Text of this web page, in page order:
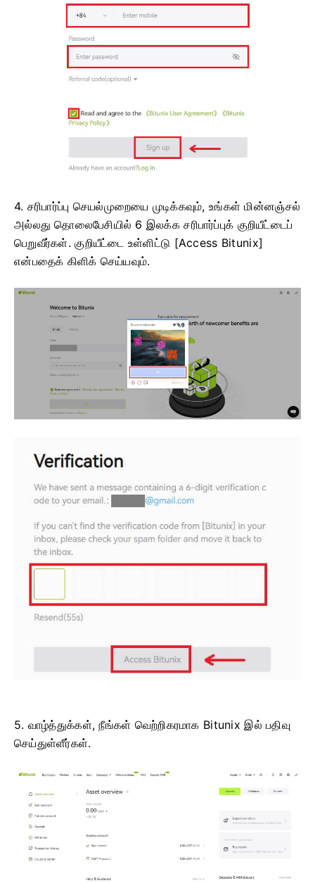
4. சரிபார்ப்பு செயல்முறையை முடிக்கவும், உங்கள் மின்னஞ்சல்
அல்லது தொலைபேசியில் 6 இலக்க சரிபார்ப்புக் குறியீட்டைப்
பெறுவீர்கள்.குறியீட்டை உள்ளிட்டு [Access Bitunix]
என்பதைக் கிளிக் செய்யவும்.
5. வாழ்த்துக்கள், நீங்கள் வெற்றிகரமாக Bitunix இல் பதிவு
செய்துள்ளீர்கள்.